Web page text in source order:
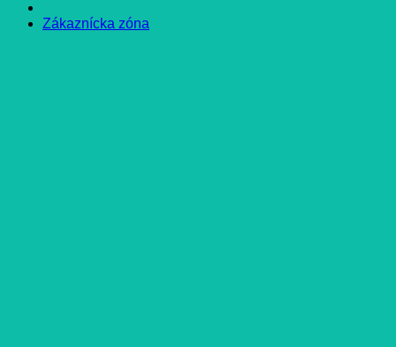
Zákaznícka zóna